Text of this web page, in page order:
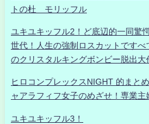
トの杜 モリッフル
ユキユキッフル2！ど底辺的一同驚
世代！人生の強制ロスカットです
のクリスタルキングボンビー脱出大
ヒロコンプレックスNIGHT 的まと
ャアラフィフ女子のめざせ！専業主
ユキユキッフル3！